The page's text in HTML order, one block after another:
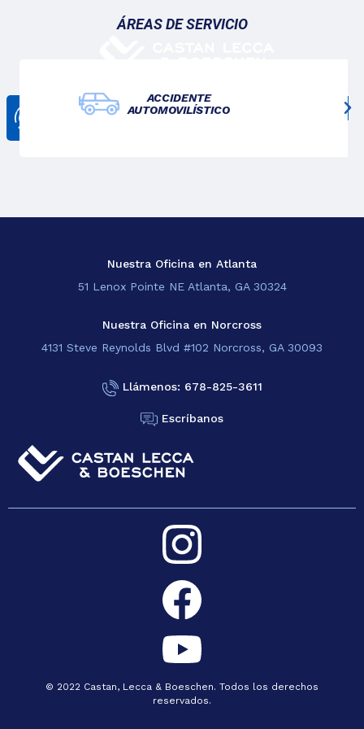
Blogs
Sedes
CONTÁCTANOS
ÁREAS DE SERVICIO
ACCIDENTE
AUTOMOVILÍSTICO
Nuestra Oficina en Atlanta
51 Lenox Pointe NE Atlanta, GA 30324
Nuestra Oficina en Norcross
4131 Steve Reynolds Blvd #102 Norcross, GA 30093
Llámenos: 678-825-3611
Escríbanos
© 2022 Castan, Lecca & Boeschen. Todos los derechos
reservados.